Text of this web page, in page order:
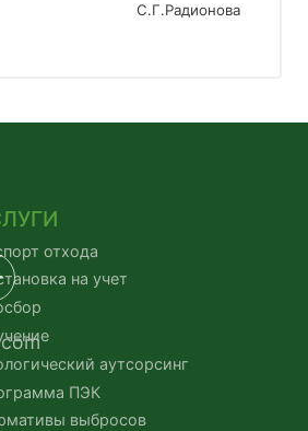
С.Г.Радионова
отхода
на учет
аутсорсинг
ПЭК
выбросов